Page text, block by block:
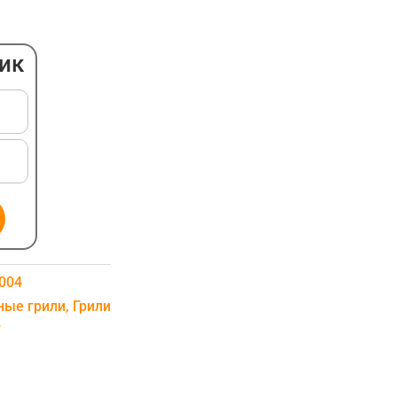
грили, Грили